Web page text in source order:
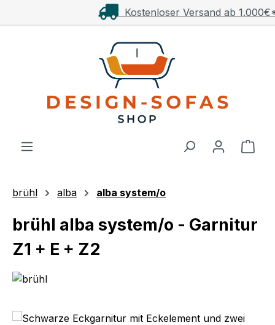
Zum Hauptinhalt springen
Kostenloser Versand ab 1.000€**
brühl alba alba system/o
brühl alba system/o - Garnitur
Z1 + E + Z2
Bildergalerie überspringen